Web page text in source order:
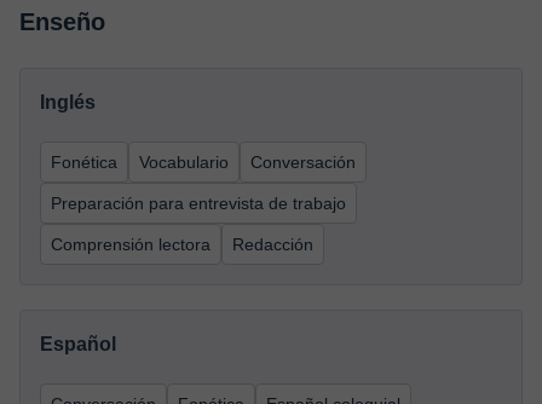
Enseño
Inglés
Fonética Vocabulario Conversación
Preparación para entrevista de trabajo
Comprensión lectora Redacción
Español